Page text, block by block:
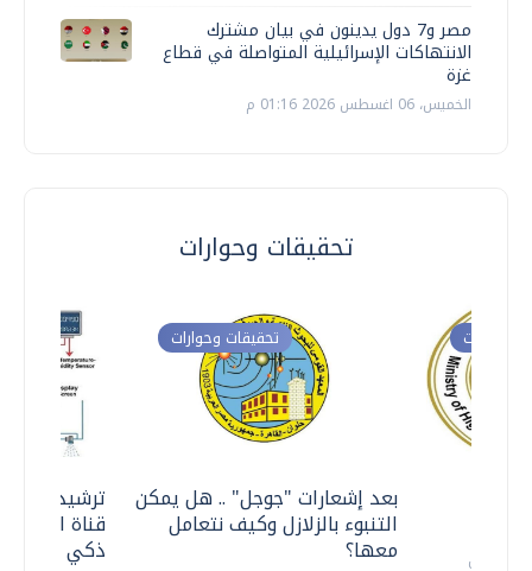
مصر و7 دول يدينون في بيان مشترك
الانتهاكات الإسرائيلية المتواصلة في قطاع
غزة
الخميس، 06 اغسطس 2026 01:16 م
تحقيقات وحوارات
ترشيدا
قناة
ذكي
تحقيقات وحوارات
بعد إشعارات "جوجل" .. هل يمكن
التنبوء بالزلازل وكيف نتعامل
معها؟
وحوارات